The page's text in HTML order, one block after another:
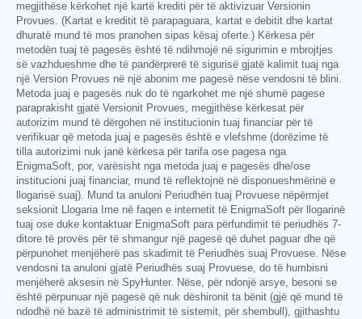
megjithëse kërkohet një kartë krediti për të aktivizuar Versionin
Provues. (Kartat e kreditit të parapaguara, kartat e debitit dhe kartat
dhuratë mund të mos pranohen sipas kësaj oferte.) Kërkesa për
metodën tuaj të pagesës është të ndihmojë në sigurimin e mbrojtjes
së vazhdueshme dhe të pandërprerë të sigurisë gjatë kalimit tuaj nga
një Version Provues në një abonim me pagesë nëse vendosni të blini.
Metoda juaj e pagesës nuk do të ngarkohet me një shumë pagese
paraprakisht gjatë Versionit Provues, megjithëse kërkesat për
autorizim mund të dërgohen në institucionin tuaj financiar për të
verifikuar që metoda juaj e pagesës është e vlefshme (dorëzime të
tilla autorizimi nuk janë kërkesa për tarifa ose pagesa nga
EnigmaSoft, por, varësisht nga metoda juaj e pagesës dhe/ose
institucioni juaj financiar, mund të reflektojnë në disponueshmërinë e
llogarisë suaj). Mund ta anuloni Periudhën tuaj Provuese nëpërmjet
seksionit Llogaria Ime në faqen e internetit të EnigmaSoft për llogarinë
tuaj ose duke kontaktuar EnigmaSoft para përfundimit të periudhës 7-
ditore të provës për të shmangur një pagesë që duhet paguar dhe që
përpunohet menjëherë pas skadimit të Periudhës suaj Provuese. Nëse
vendosni ta anuloni gjatë Periudhës suaj Provuese, do të humbisni
menjëherë aksesin në SpyHunter. Nëse, për ndonjë arsye, besoni se
është përpunuar një pagesë që nuk dëshironit ta bënit (gjë që mund të
ndodhë në bazë të administrimit të sistemit, për shembull), gjithashtu